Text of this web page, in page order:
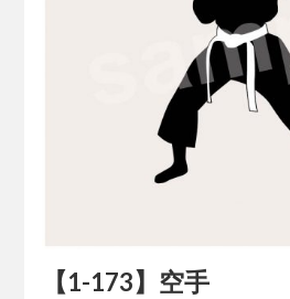
【1-173】空手